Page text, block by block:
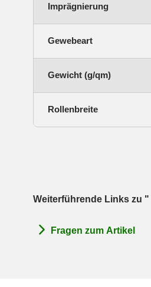
Imprägnierung
Gewebeart
Gewicht (g/qm)
Rollenbreite
Weiterführende Links zu
Fragen zum Artikel